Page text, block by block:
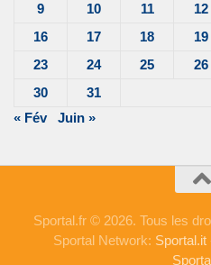
9
10 11 12
16
17 18 19
23
24 25 26
30
31
« Fév
Juin »
Sportal.fr © 2026. Tous les
Sportal Network: Sportal.it